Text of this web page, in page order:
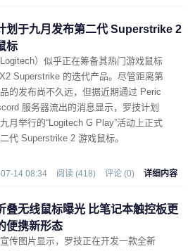
划于九月发布第二代 Superstrike 2
标
）似乎正在筹备其热门游戏鼠标
Superstrike 的迭代产品。尽管距离第
的发布尚不久远，但据近期通过 Peric
服务器流出的消息显示，罗技计划
月举行的“Logitech G Play”活动上正式
代 Superstrike 2 游戏鼠标。
14 08:34 阅读 (418) 评论 (0) 详细内容
叠无线鼠标曝光 比笔记本触控板更
便携新形态
传图片显示，罗技正在开发一款全新